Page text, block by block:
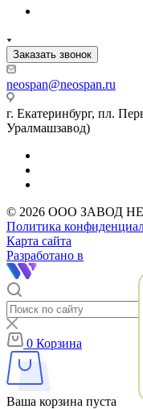
Заказать звонок
neospan@neospan.ru
г. Екатеринбург, пл.
Уралмашзавод)
© 2026 ООО ЗАВОД
Политика
Карта сайта
Разработано в
0 Корзина
Ваша корзина пуста